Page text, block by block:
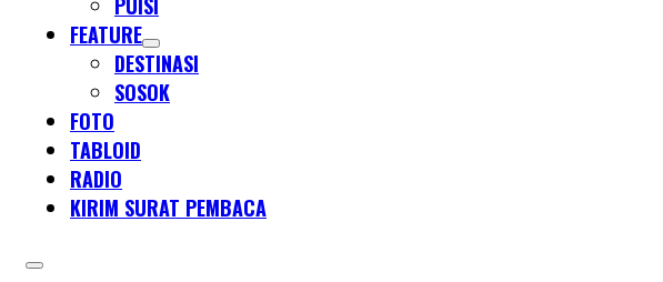
FEATURE
DESTINASI
SOSOK
FOTO
TABLOID
RADIO
KIRIM SURAT PEMBACA